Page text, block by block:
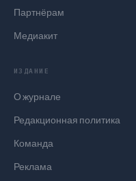
Партнёрам
Медиакит
ИЗДАНИЕ
О журнале
Редакционная политика
Команда
Реклама